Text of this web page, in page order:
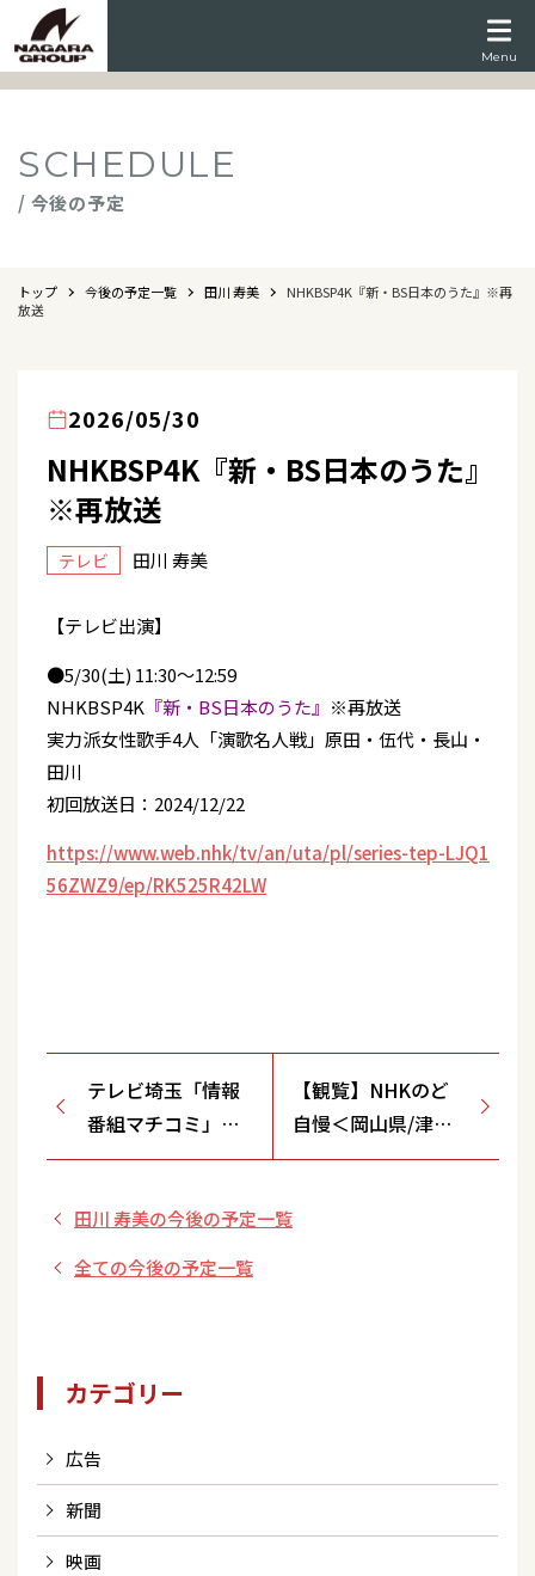
Menu
SCHEDULE
/ 今後の予定
トップ 今後の予定一覧 田川 寿美
NHKBSP4K『新・BS日本のうた』※再
放送
2026/05/30
NHKBSP4K『新・BS日本のうた』
※再放送
テレビ 田川 寿美
【テレビ出演】
●5/30(土) 11:30～12:59
NHKBSP4K 『新・BS日本のうた』 ※再放送
実力派女性歌手4人「演歌名人戦」原田・伍代・長山・
田川
初回放送日：2024/12/22
https://www.web.nhk/tv/an/uta/pl/series-tep-LJQ1
56ZWZ9/ep/RK525R42LW
テレビ埼玉「情報
番組マチコミ」※
生放送
【観覧】NHKのど
自慢＜岡山県/津山
文化センター＞
田川 寿美の今後の予定一覧
全ての今後の予定一覧
カテゴリー
広告
新聞
映画